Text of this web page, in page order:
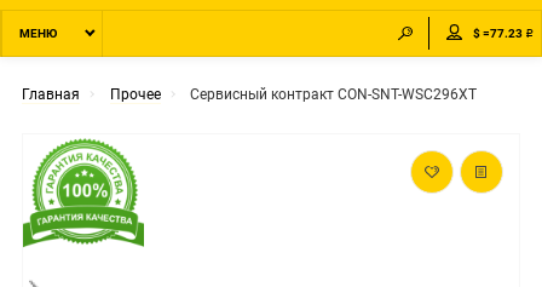
МЕНЮ $ =77.23 ₽
Главная Прочее Сервисный контракт CON-SNT-WSC296XT